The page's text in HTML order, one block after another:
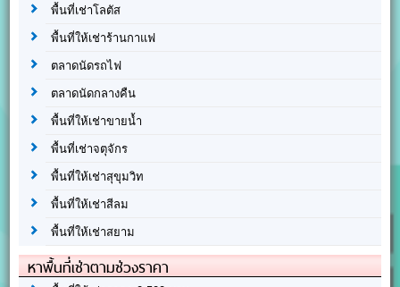
พื้นที่เช่าโลตัส
พื้นที่ให้เช่าร้านกาแฟ
ตลาดนัดรถไฟ
ตลาดนัดกลางคืน
พื้นที่ให้เช่าขายน้ำ
พื้นที่เช่าจตุจักร
พื้นที่ให้เช่าสุขุมวิท
พื้นที่ให้เช่าสีลม
พื้นที่ให้เช่าสยาม
หาพื้นที่เช่าตามช่วงราคา